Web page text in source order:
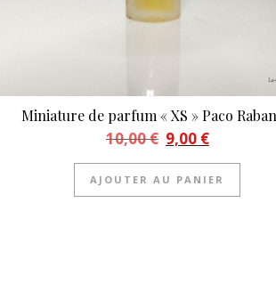
Miniature de parfum « XS » Paco
10,00€ Le prix initial était :
9,00 €Le prix
AJOUTER AU PANIER